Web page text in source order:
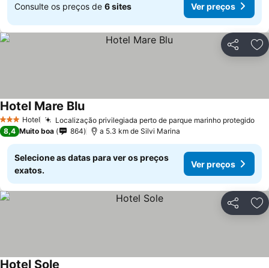
Consulte os preços de 6 sites Ver preços
Partilhar
3 EstrelasHotel Localização privilegiada perto de parque marinho protegido
Hotel Mare Blu
8,4 Muito boa 864 a 5.3 km de Silvi Marina
Selecione as datas para ver os preços
exatos.
Ver preços
Partilhar
Hotel Sole